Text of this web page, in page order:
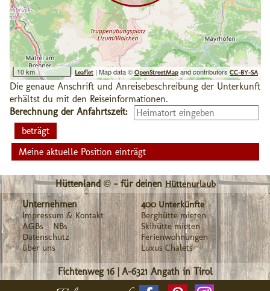
10 km Leaflet | Map data © OpenStreetMap and contributors CC-BY-SA
Die genaue Anschrift und Anreisebeschreibung der Unterkunft
erhältst du mit den Reiseinformationen.
Berechnung der Anfahrtszeit:
Meine aktuelle Position einträgt
Hüttenland © - für deinen Hüttenurlaub
Unternehmen
Impressum & Kontakt
AGBs
NBs
Datenschutz
über uns
400 Unterkünfte
Berghütte mieten
Skihütte mieten
Ferienwohnungen
Luxus Chalets
Fichtenweg 16|A-6321 Angath in Tirol